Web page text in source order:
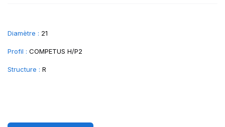
Diamètre : 21
Profil : COMPETUS H/P2
Structure : R